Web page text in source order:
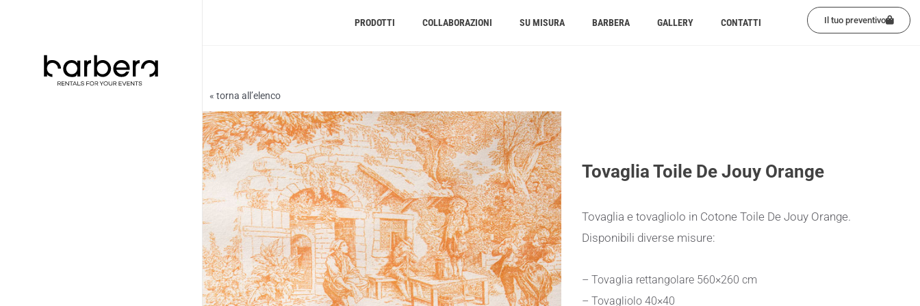
contenuto
PRODOTTI COLLABORAZIONI SU MISURA BARBERA GALLERY CONTATTI Il tuo preventivo
« torna all’elenco
Tovaglia Toile De Jouy Orange
Tovaglia e tovagliolo in Cotone Toile De Jouy Orange.
Disponibili diverse misure:
– Tovaglia rettangolare 560×260 cm
– Tovagliolo 40×40